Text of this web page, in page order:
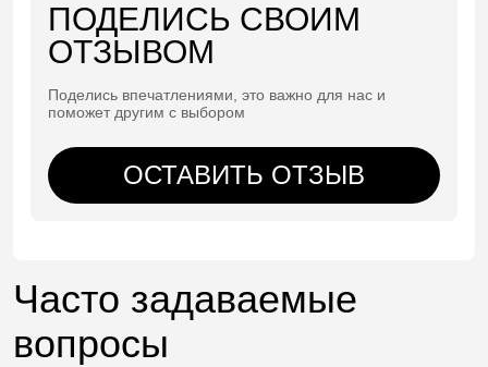
ПОДЕЛИСЬ СВОИМ
ОТЗЫВОМ
Поделись впечатлениями, это важно для нас и
поможет другим с выбором
ОСТАВИТЬ ОТЗЫВ
Часто задаваемые
вопросы